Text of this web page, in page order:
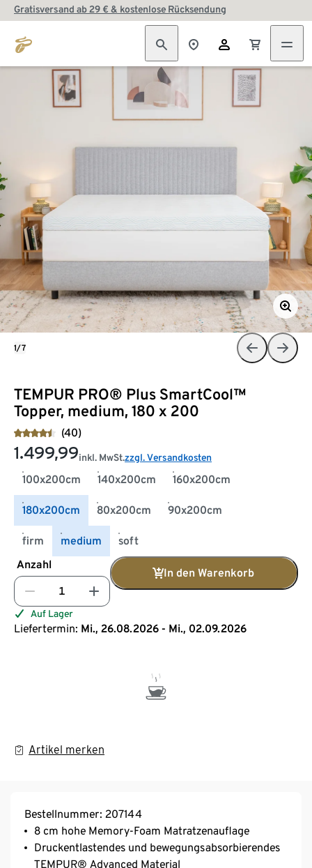
Gratisversand ab 29 € & kostenlose Rücksendung
TEMPUR PRO® Plus SmartCool™
Topper, medium, 180 x 200
(40)
1.499,99inkl. MwSt.zzgl. Versandkosten
100x200cm 140x200cm 160x200cm
180x200cm 80x200cm 90x200cm
firm medium
soft
Anzahl
In den Warenkorb
Auf Lager
Liefertermin: Mi., 26.08.2026 - Mi., 02.09.2026
Artikel merken
1/7
Bestellnummer: 207144
8 cm hohe Memory-Foam Matratzenauflage
Druckentlastendes und bewegungsabsorbierendes
TEMPUR® Advanced Material